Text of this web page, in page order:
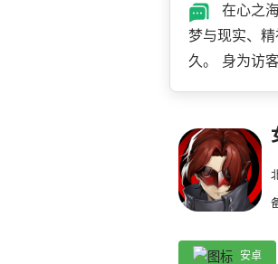
在心之
梦与现实、
久。 身为访
安卓